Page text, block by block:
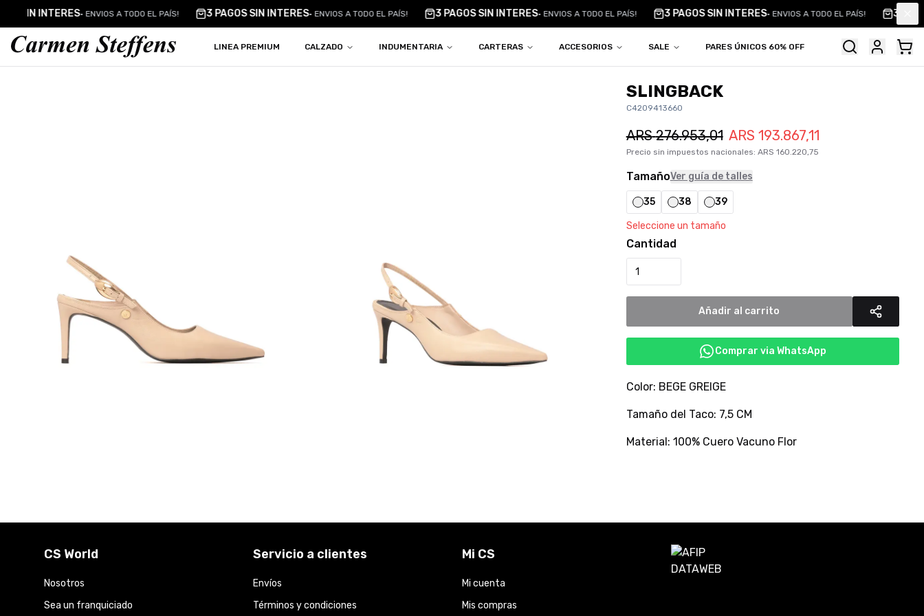
Carmen Steffens
SIN INTERES•ENVIOS A TODO EL PAÍS! 3 PAGOS SIN INTERES•ENVIOS A TODO EL PAÍS! 3 PAGOS SIN INTERES•ENVIOS A TODO EL PAÍS! 3 PAGOS SIN INTERES•ENVIOS A TODO EL PAÍS! 3
LINEA PREMIUM CALZADO INDUMENTARIA CARTERAS ACCESORIOS SALE PARES ÚNICOS 60% OFF
SLINGBACK
C4209413660
ARS 276.953,01 ARS 193.867,11
Precio sin impuestos nacionales: ARS 160.220,75
TamañoVer guía de talles
35 38 39
Seleccione un tamaño
Cantidad
Añadir al carrito
Comprar via WhatsApp
Color: BEGE GREIGE
Tamaño del Taco: 7,5 CM
Material: 100% Cuero Vacuno Flor
CS World
Nosotros
Sea un franquiciado
Servicio a clientes
Envíos
Términos y condiciones
Mi CS
Mi cuenta
Mis compras